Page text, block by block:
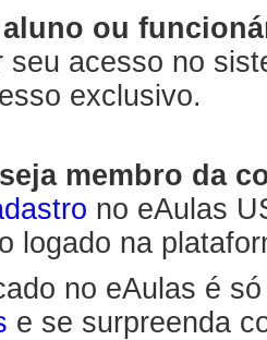
ou
seu acesso no
exclusivo.
membro da
no eAulas
logado na
no eAulas é
e se surpreenda